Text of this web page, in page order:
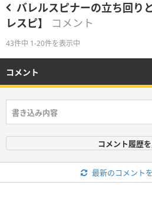
バレルスピナーの立ち回り
レスピ】
コメント
43件中 1-20件を表示中
コメント
コメント履歴
最新のコメント